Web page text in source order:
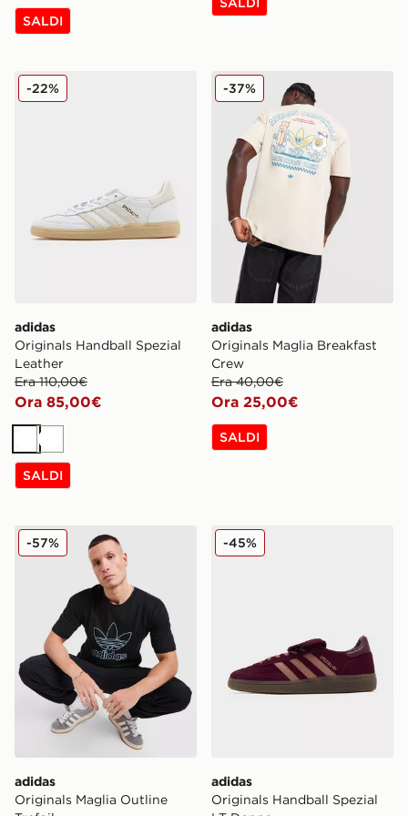
SALDI
adidas Originals Handball Spezial Leather
adidas
Originals Handball Spezial
Leather
Era 110,00€
Ora 85,00€
-22%
BiancoBianco
SALDI
adidas Originals Maglia
adidas
Originals Maglia Breakfast
Crew
Era 40,00€
Ora 25,00€
-37%
SALDI
adidas Originals Maglia Outline Trefoil
adidas
Originals Maglia Outline
-57% adidas Originals Handball
adidas
Originals Handball Spezial
-45%